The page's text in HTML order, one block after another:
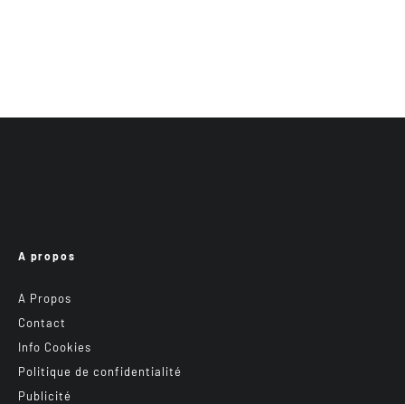
A propos
A Propos
Contact
Info Cookies
Politique de confidentialité
Publicité